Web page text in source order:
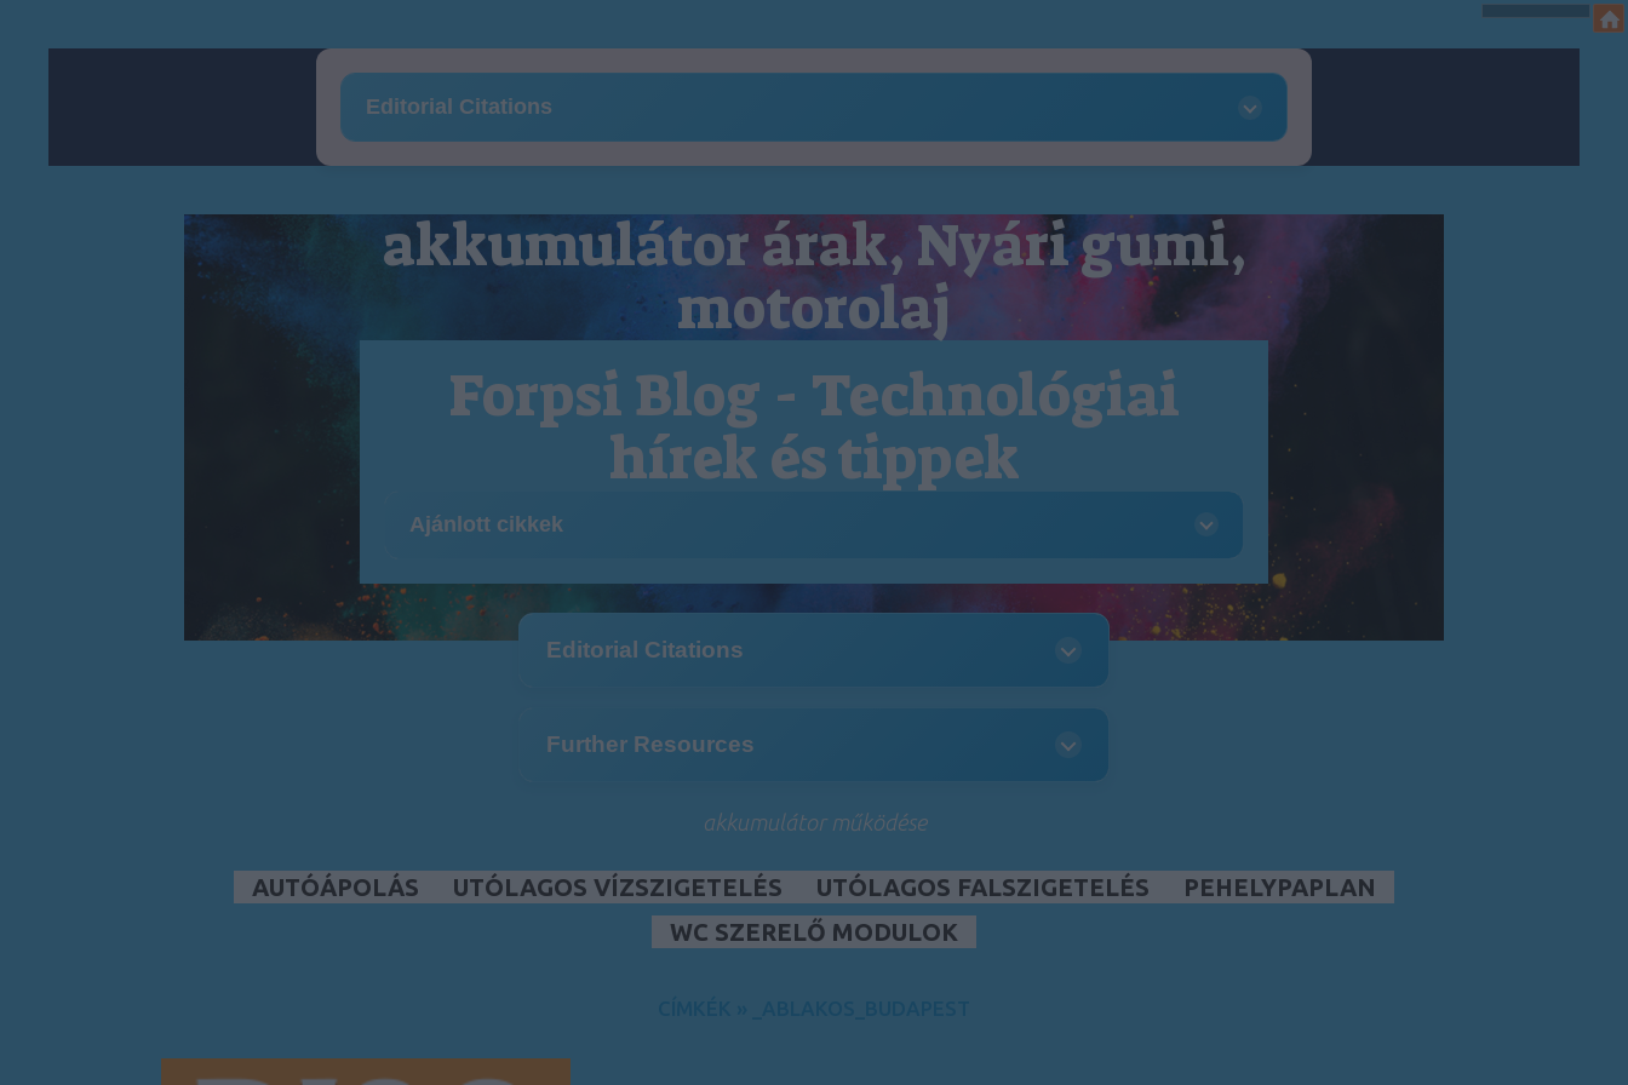
Editorial Citations
akkumulátor árak, Nyári gumi,
motorolaj
Forpsi Blog - Technológiai
hírek és tippek
Ajánlott cikkek
Editorial Citations
Further Resources
akkumulátor működése
AUTÓÁPOLÁS UTÓLAGOS VÍZSZIGETELÉS UTÓLAGOS FALSZIGETELÉS
PEHELYPAPLAN
WC SZERELŐ MODULOK